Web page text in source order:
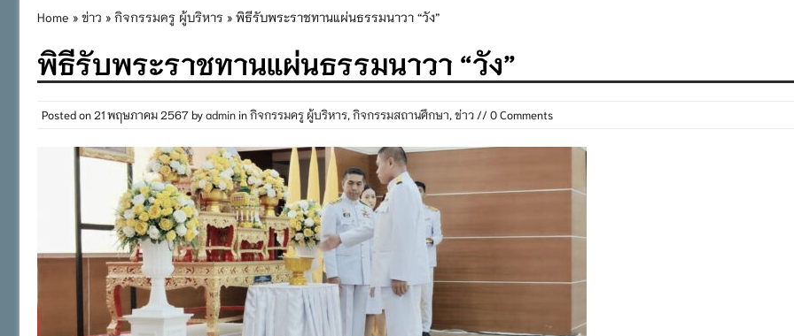
31 กรกฎาคม 2569 in กิจกรรมครู ผู้บริหาร //
31 กรกฎาคม 2569 in กิจกรรมนักเรียน //กิจกรรมถวายเทียนพรรษา สืบสานพระพุทธศาสนา เนื่องในวันอาสาฬหบูชาและวันเข้าพรรษา
31 กรกฎาคม 2569 in กิจกรรมนักเรียน // กิจกรรม SAFETY FOR KIDS เสริมสร้างวินัยและความปลอดภัยในการใช้รถใช้ถนน
Home » ข่าว » กิจกรรมครู ผู้บริหาร » พิธีรับพระราชทานแผ่นธรรมนาวา “วัง”
พิธีรับพระราชทานแผ่นธรรมนาวา “วัง”
Posted on21 พฤษภาคม 2567byadmininกิจกรรมครู ผู้บริหาร, กิจกรรมสถานศึกษา, ข่าว // 0 Comments